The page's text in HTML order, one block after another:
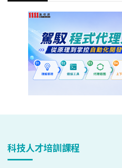
科技人才培訓課程